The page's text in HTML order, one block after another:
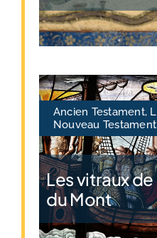
Ancien Testament,
Nouveau Testament
Les vitraux
du Mont